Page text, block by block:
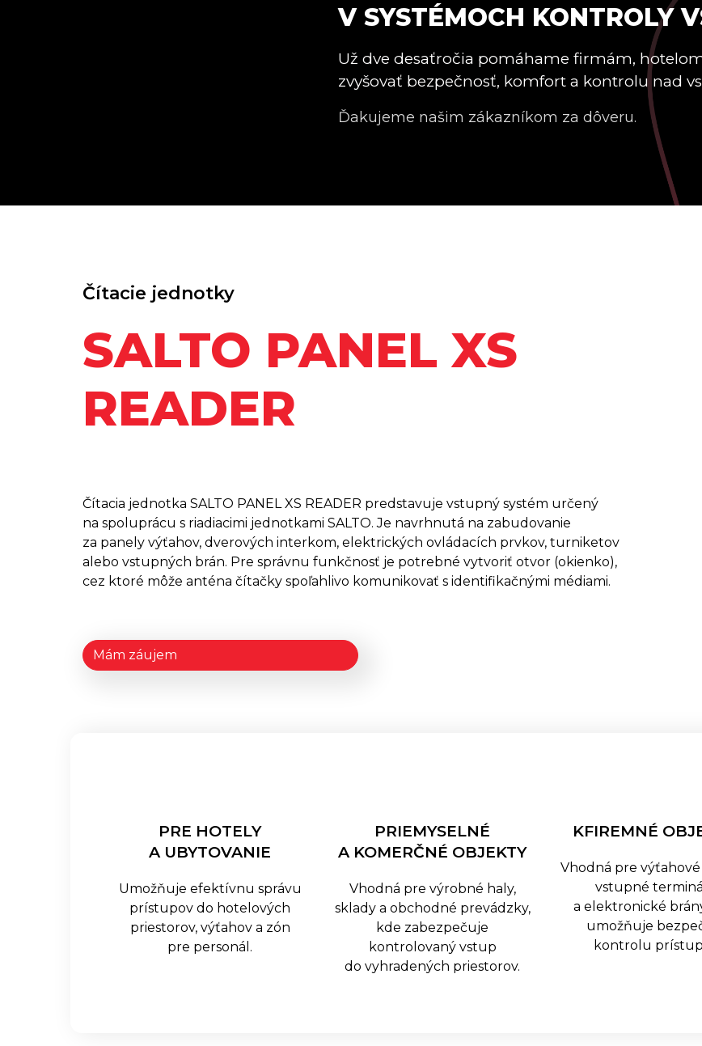
V SYSTÉMOCH KONTROLY
Už dve desaťročia pomáhame firmám,
zvyšovať bezpečnosť, komfort a kontrolu nad
Ďakujeme našim zákazníkom za dôveru.
Čítacie jednotky
SALTO PANEL XS
READER
Čítacia jednotka SALTO PANEL XS READER predstavuje vstupný systém určený
na spoluprácu s riadiacimi jednotkami SALTO. Je navrhnutá na zabudovanie
za panely výťahov, dverových interkom, elektrických ovládacích prvkov, turniketov
alebo vstupných brán. Pre správnu funkčnosť je potrebné vytvoriť otvor (okienko),
cez ktoré môže anténa čítačky spoľahlivo komunikovať s identifikačnými médiami.
Mám záujem
PRE HOTELY
A UBYTOVANIE
Umožňuje efektívnu správu
prístupov do hotelových
priestorov, výťahov a zón
pre personál.
PRIEMYSELNÉ
A KOMERČNÉ OBJEKTY
Vhodná pre výrobné haly,
sklady a obchodné prevádzky,
kde zabezpečuje
kontrolovaný vstup
do vyhradených priestorov.
KFIREMNÉ
Vhodná pre výťahové
vstupné
a elektronické
umožňuje
kontrolu